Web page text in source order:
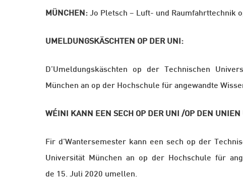
Hit enter to search or ESC to close
MÜNCHEN: Jo Pletsch – Luft- und Raumfahrttechnik
UMELDUNGSKÄSCHTEN OP DER UNI:
D’Umeldungskäschten op der Technischen
München an op der Hochschule für angewandte
WÉINI KANN EEN SECH OP DER UNI /OP DEN UNIEN
Fir d’Wantersemester kann een sech op der
Universität München an op der Hochschule für
de 15. Juli 2020 umellen.